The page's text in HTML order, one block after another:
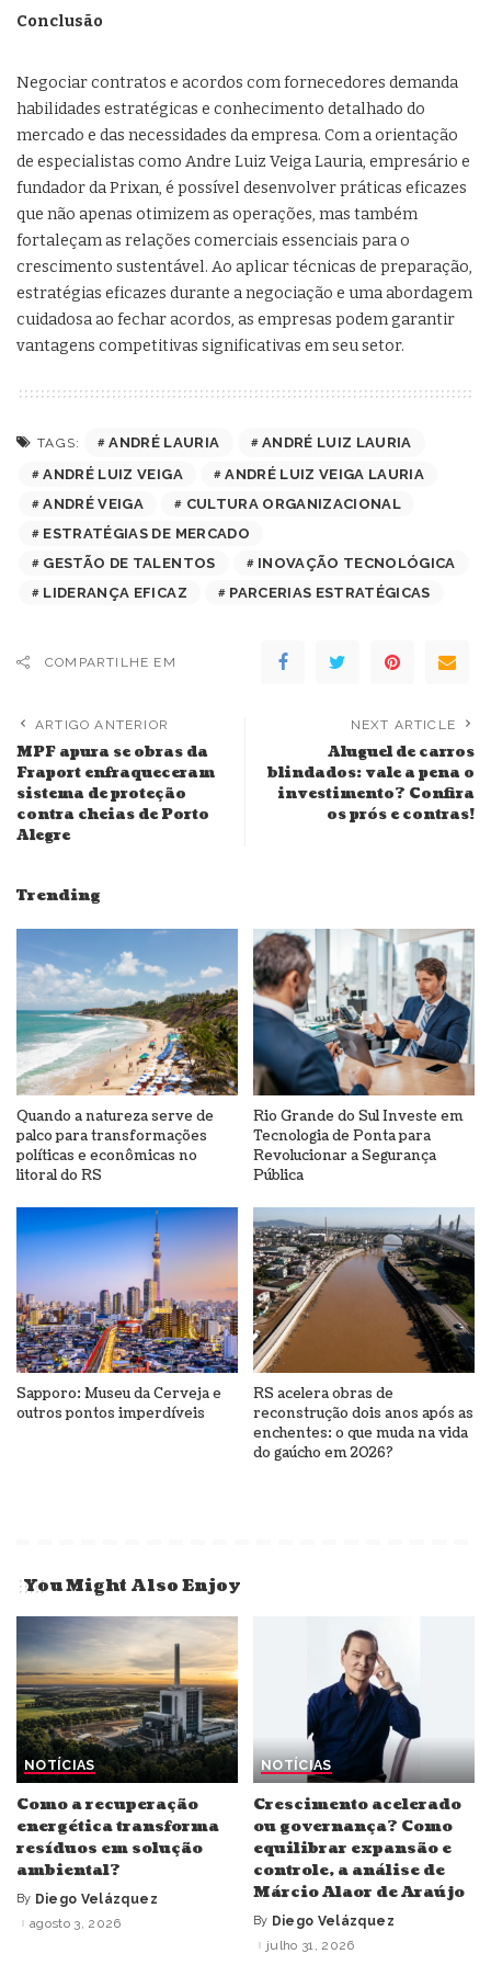
Conclusão
Negociar contratos e acordos com fornecedores demanda
habilidades estratégicas e conhecimento detalhado do
mercado e das necessidades da empresa. Com a orientação
de especialistas como Andre Luiz Veiga Lauria, empresário e
fundador da Prixan, é possível desenvolver práticas eficazes
que não apenas otimizem as operações, mas também
fortaleçam as relações comerciais essenciais para o
crescimento sustentável. Ao aplicar técnicas de preparação,
estratégias eficazes durante a negociação e uma abordagem
cuidadosa ao fechar acordos, as empresas podem garantir
vantagens competitivas significativas em seu setor.
TAGS: ANDRÉ LAURIA
ANDRÉ LUIZ LAURIA
ANDRÉ LUIZ VEIGA
ANDRÉ LUIZ VEIGA LAURIA
ANDRÉ VEIGA
CULTURA ORGANIZACIONAL
ESTRATÉGIAS DE MERCADO
GESTÃO DE TALENTOS
INOVAÇÃO TECNOLÓGICA
LIDERANÇA EFICAZ
PARCERIAS ESTRATÉGICAS
COMPARTILHE EM
ARTIGO ANTERIOR
MPF apura se obras da
Fraport enfraqueceram
sistema de proteção
contra cheias de Porto
Alegre
NEXT ARTICLE
Aluguel de carros
blindados: vale a pena o
investimento? Confira
os prós e contras!
Trending
Quando a natureza serve de
palco para transformações
políticas e econômicas no
litoral do RS
Rio Grande do Sul Investe em
Tecnologia de Ponta para
Revolucionar a Segurança
Pública
Sapporo: Museu da Cerveja e
outros pontos imperdíveis
RS acelera obras de
reconstrução dois anos após as
enchentes: o que muda na vida
do gaúcho em 2026?
You Might Also Enjoy
NOTÍCIAS
Como a recuperação
energética transforma
resíduos em solução
ambiental?
Posted
by
By Diego Velázquez
agosto 3, 2026
NOTÍCIAS
Crescimento acelerado
ou governança? Como
equilibrar expansão e
controle, a análise de
Márcio Alaor de Araújo
Posted
by
By Diego Velázquez
julho 31, 2026